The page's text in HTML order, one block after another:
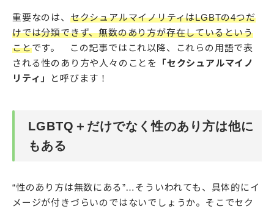
重要なのは、 セクシュアルマイノリティはLGBTの4つだ
けでは分類できず、無数のあり方が存在しているという
ことです。 この記事ではこれ以降、これらの用語で表
される性のあり方や人々のことを
「セクシュアルマイノ
リティ」
と呼びます！
LGBTQ＋だけでなく性のあり方は他に
もある
“性のあり方は無数にある”…そういわれても、具体的にイ
メージが付きづらいのではないでしょうか。そこでセク